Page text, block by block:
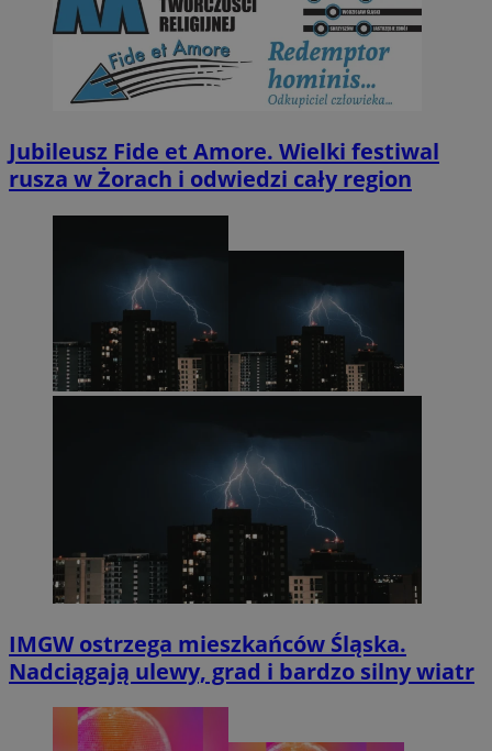
Jubileusz Fide et Amore. Wielki festiwal
rusza w Żorach i odwiedzi cały region
IMGW ostrzega mieszkańców Śląska.
Nadciągają ulewy, grad i bardzo silny wiatr